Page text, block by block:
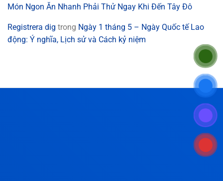
Món Ngon Ăn Nhanh Phải Thử Ngay Khi Đến Tây Đô
Registrera dig trong Ngày 1 tháng 5 – Ngày Quốc tế Lao
động: Ý nghĩa, Lịch sử và Cách kỷ niệm